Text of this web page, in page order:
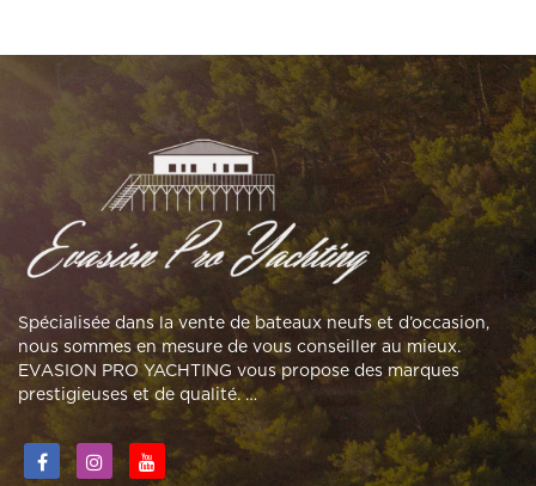
Spécialisée dans la vente de bateaux neufs et d’occasion,
nous sommes en mesure de vous conseiller au mieux.
EVASION PRO YACHTING vous propose des marques
prestigieuses et de qualité. …